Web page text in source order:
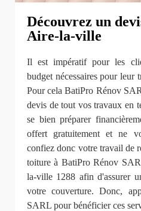
Découvrez un
Aire-la-ville
Il est impératif pour les
budget nécessaires pour leur
Pour cela BatiPro Rénov
devis de tout vos travaux en
se bien préparer
offert gratuitement et ne
confiez donc votre travail de
toiture à BatiPro Rénov
la-ville 1288 afin d'assurer
votre couverture. Donc,
SARL pour bénéficier ces